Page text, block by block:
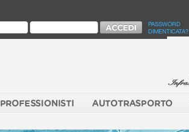
PASSWORD
DIMENTICATA?
PROFESSIONISTI AUTOTRASPORTO